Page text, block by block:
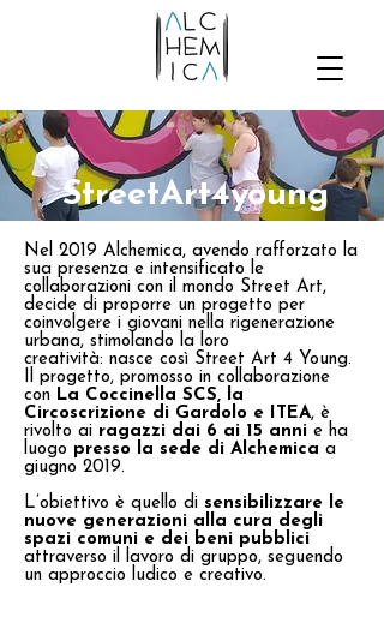
StreetArt4young
Nel 2019 Alchemica, avendo rafforzato la
sua presenza e intensificato le
collaborazioni con il mondo Street Art,
decide di proporre un progetto per
coinvolgere i giovani nella rigenerazione
urbana, stimolando la loro
creatività: nasce così Street Art 4 Young.
Il progetto, promosso in collaborazione
con La Coccinella SCS, la
Circoscrizione di Gardolo e ITEA, è
rivolto ai ragazzi dai 6 ai 15 anni e ha
luogo presso la sede di Alchemica a
giugno 2019.
L’obiettivo è quello di sensibilizzare le
nuove generazioni alla cura degli
spazi comuni e dei beni pubblici
attraverso il lavoro di gruppo, seguendo
un approccio ludico e creativo.